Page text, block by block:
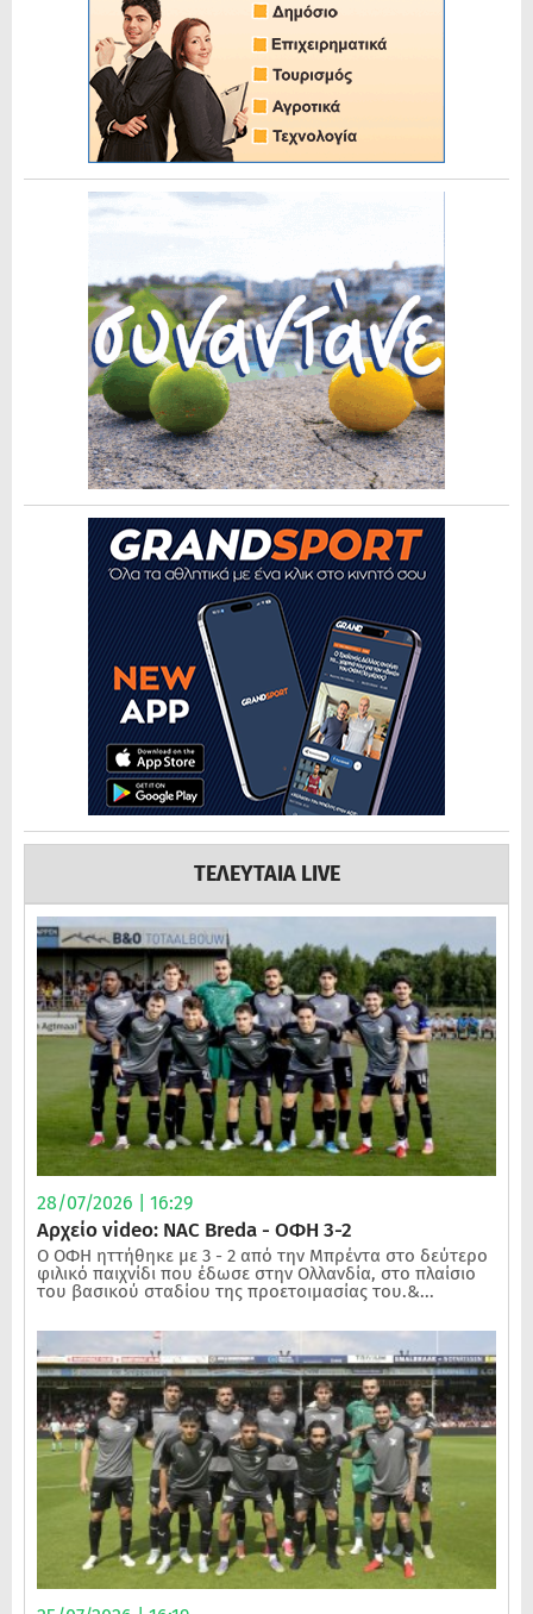
ΤΕΛΕΥΤΑΙΑ LIVE
28/07/2026 | 16:29
Αρχείο video: NAC Breda - ΟΦΗ 3-2
Ο ΟΦΗ ηττήθηκε με 3 - 2 από την Μπρέντα στο δεύτερο
φιλικό παιχνίδι που έδωσε στην Ολλανδία, στο πλαίσιο
του βασικού σταδίου της προετοιμασίας του.&...